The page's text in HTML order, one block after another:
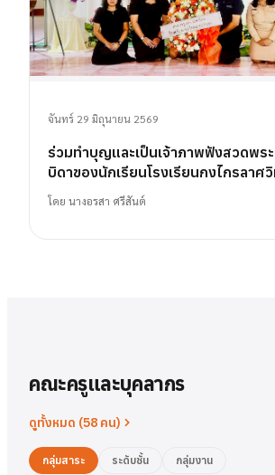
จันทร์ 29 มิถุนายน 2569
ร่วมทำบุญและเป็นเจ้าภาพฟังสวดพร
บิดาของนักเรียนโรงเรียนกงไกรลาศ
โดย นางอรสา ศรีสันต์
คณะครูและบุคลากร
ดูทั้งหมด (58 คน)
กลุ่มสาระ ระดับชั้น กลุ่มงาน